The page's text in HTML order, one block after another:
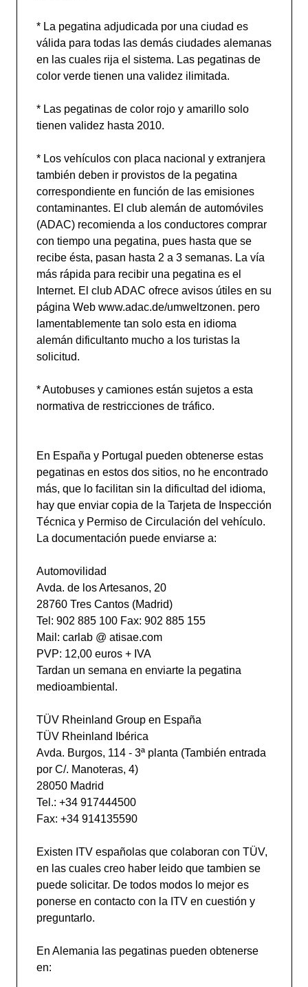
* La pegatina adjudicada por una ciudad es
válida para todas las demás ciudades alemanas
en las cuales rija el sistema. Las pegatinas de
color verde tienen una validez ilimitada.
* Las pegatinas de color rojo y amarillo solo
tienen validez hasta 2010.
* Los vehículos con placa nacional y extranjera
también deben ir provistos de la pegatina
correspondiente en función de las emisiones
contaminantes. El club alemán de automóviles
(ADAC) recomienda a los conductores comprar
con tiempo una pegatina, pues hasta que se
recibe ésta, pasan hasta 2 a 3 semanas. La vía
más rápida para recibir una pegatina es el
Internet. El club ADAC ofrece avisos útiles en su
página Web www.adac.de/umweltzonen. pero
lamentablemente tan solo esta en idioma
alemán dificultanto mucho a los turistas la
solicitud.
* Autobuses y camiones están sujetos a esta
normativa de restricciones de tráfico.
En España y Portugal pueden obtenerse estas
pegatinas en estos dos sitios, no he encontrado
más, que lo facilitan sin la dificultad del idioma,
hay que enviar copia de la Tarjeta de Inspección
Técnica y Permiso de Circulación del vehículo.
La documentación puede enviarse a:
Automovilidad
Avda. de los Artesanos, 20
28760 Tres Cantos (Madrid)
Tel: 902 885 100 Fax: 902 885 155
Mail: carlab @ atisae.com
PVP: 12,00 euros + IVA
Tardan un semana en enviarte la pegatina
medioambiental.
TÜV Rheinland Group en España
TÜV Rheinland Ibérica
Avda. Burgos, 114 - 3ª planta (También entrada
por C/. Manoteras, 4)
28050 Madrid
Tel.: +34 917444500
Fax: +34 914135590
Existen ITV españolas que colaboran con TÜV,
en las cuales creo haber leido que tambien se
puede solicitar. De todos modos lo mejor es
ponerse en contacto con la ITV en cuestión y
preguntarlo.
En Alemania las pegatinas pueden obtenerse
en: